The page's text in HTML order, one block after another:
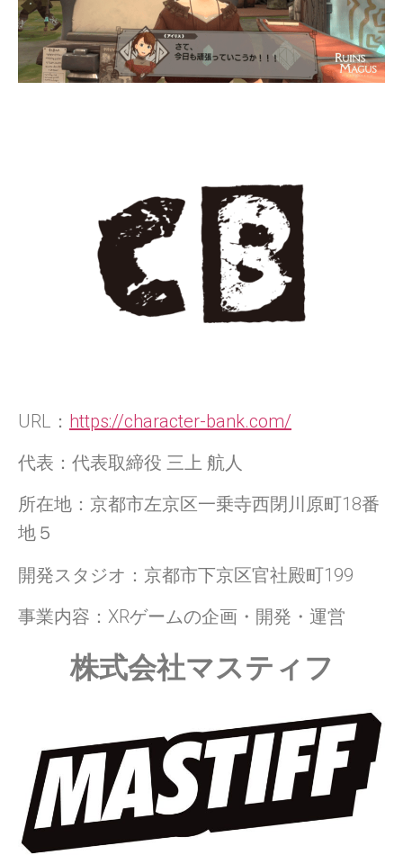
URL： https://character-bank.com/
代表：代表取締役 三上 航人
所在地：京都市左京区一乗寺西閉川原町18番
地５
開発スタジオ：京都市下京区官社殿町199
事業内容：XRゲームの企画・開発・運営
株式会社マスティフ